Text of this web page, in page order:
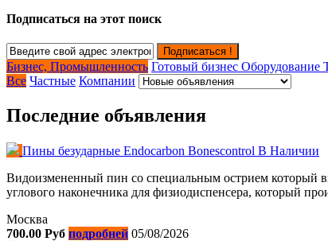
Подписаться на этот поиск
Подписаться !
Бизнес, Промышленность Готовый бизнес Оборудование
Все Частные Компании
Последние объявления
Пины безударные Endocarbon Bonescontrol В Наличии
Видоизмененный пин со специальным острием который
углового наконечника для физиодиспенсера, который
Москва
700.00 Руб подробней 05/08/2026